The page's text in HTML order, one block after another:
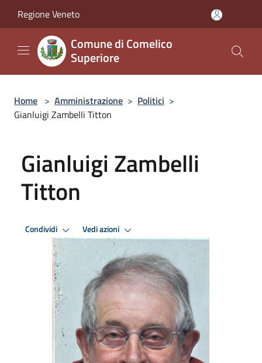
Regione Veneto
Comune di Comelico
Superiore
Home > Amministrazione > Politici >
Gianluigi Zambelli Titton
Gianluigi Zambelli
Titton
Condividi Vedi azioni